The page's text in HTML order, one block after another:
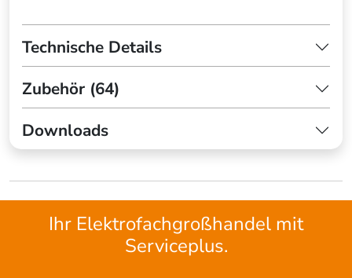
Technische Details
Zubehör (64)
Downloads
Ihr Elektrofachgroßhandel mit
Serviceplus.